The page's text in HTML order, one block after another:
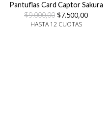
Pantuflas Card Captor Sakura
$9.000,00 $7.500,00
HASTA 12 CUOTAS